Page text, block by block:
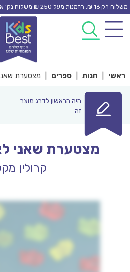
Skip
content
משלוח רק 16 ₪. הזמנות מעל 250 ₪ משלוח נק’ איסוף חינם
ראשי חנות ספרים מצטערת
היה הראשון לדרג מוצר
זה
מצטערת שאני
קרולין